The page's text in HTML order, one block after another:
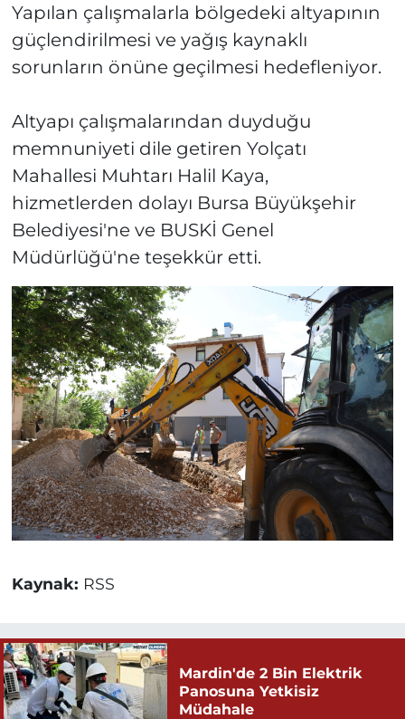
Yapılan çalışmalarla bölgedeki altyapının
güçlendirilmesi ve yağış kaynaklı
sorunların önüne geçilmesi hedefleniyor.
Altyapı çalışmalarından duyduğu
memnuniyeti dile getiren Yolçatı
Mahallesi Muhtarı Halil Kaya,
hizmetlerden dolayı Bursa Büyükşehir
Belediyesi'ne ve BUSKİ Genel
Müdürlüğü'ne teşekkür etti.
Kaynak: RSS
Mardin'de 2 Bin Elektrik
Panosuna Yetkisiz
Müdahale